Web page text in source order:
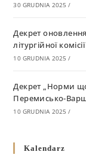
30 GRUDNIA 2025 /
Декрет
літургійної комісії
10 GRUDNIA 2025 /
Декрет „Норми
Перемисько-
10 GRUDNIA 2025 /
григоріанським
Kalendarz